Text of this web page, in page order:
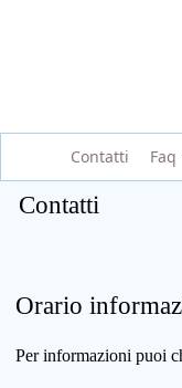
Contatti Faq
Contatti
Orario
Per informazioni puoi